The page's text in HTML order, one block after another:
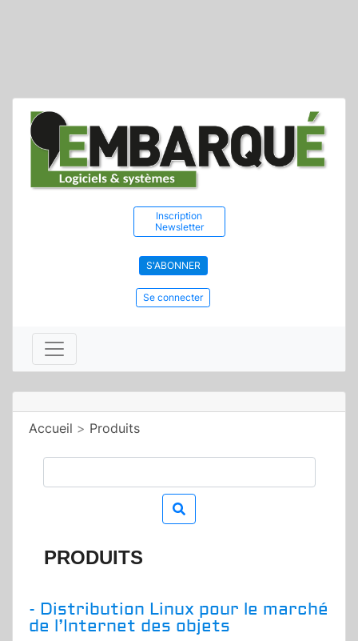
Inscription
Newsletter
S'ABONNER
Se connecter
Accueil > Produits
PRODUITS
- Distribution Linux pour le marché
de l’Internet des objets